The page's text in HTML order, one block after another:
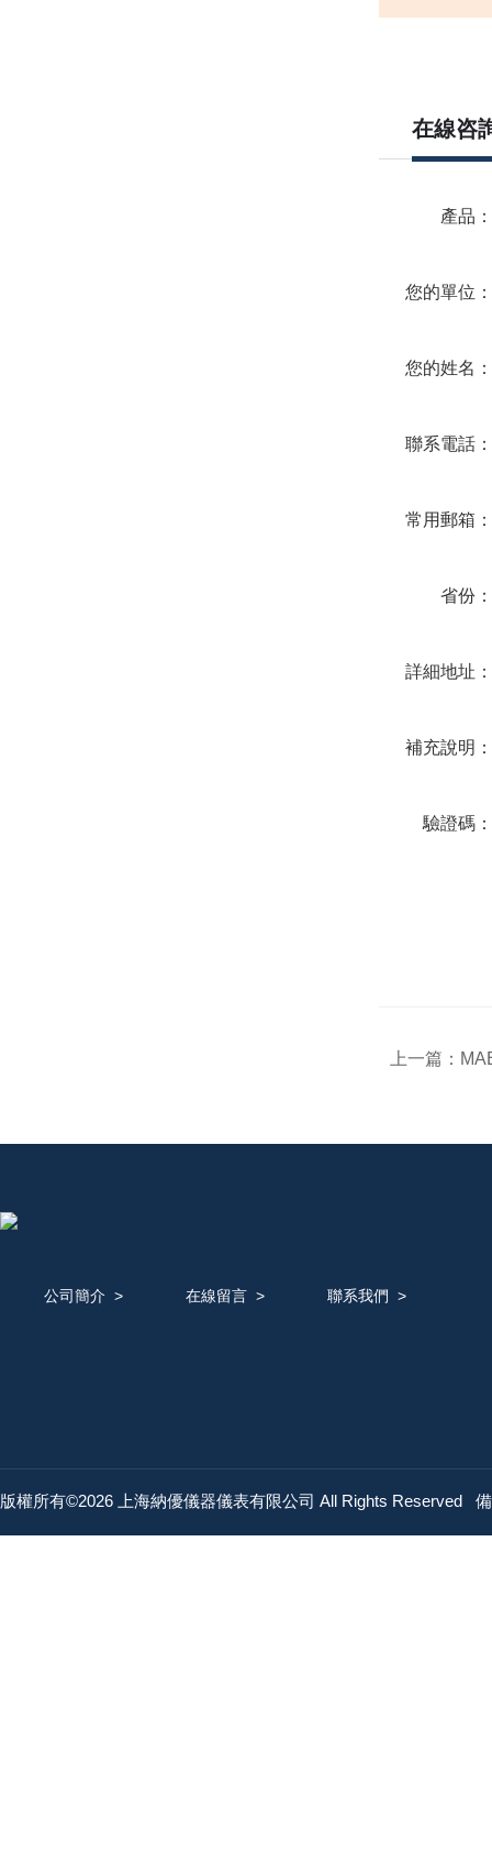
在線咨
產品
您的單位
您的姓名
聯系電話
常用郵箱
省份
詳細地址
補充說明
驗證碼
上一篇：
公司簡介 > 在線留言> 聯系我們 >
版權所有©2026 上海納優儀器儀表有限公司 All Rights Reserved